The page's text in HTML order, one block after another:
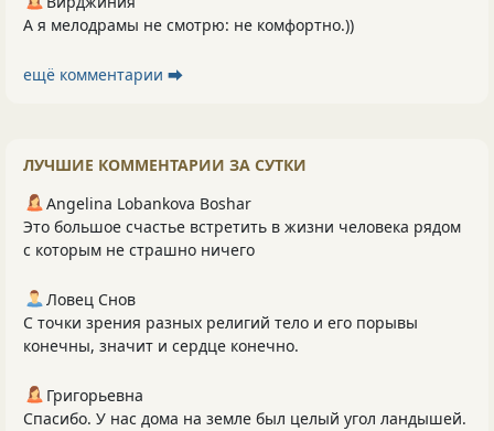
А я мелодрамы не смотрю: не комфортно.))
ещё комментарии ⮕
ЛУЧШИЕ КОММЕНТАРИИ ЗА СУТКИ
Angelina Lobankova Boshar
Это большое счастье встретить в жизни человека рядом
с которым не страшно ничего
Ловец Снов
С точки зрения разных религий тело и его порывы
конечны, значит и сердце конечно.
Григорьевна
Спасибо. У нас дома на земле был целый угол ландышей.